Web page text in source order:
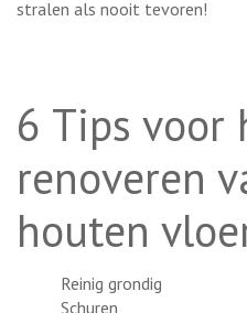
stralen als nooit tevoren!
6 Tips voor
renoveren
houten
Reinig grondig
Schuren